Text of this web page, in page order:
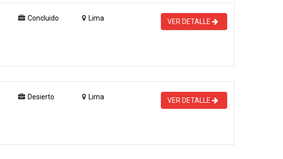
Concluido Lima VER DETALLE
Desierto Lima VER DETALLE